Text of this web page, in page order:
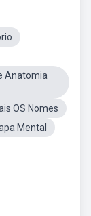
Anatomia
OS Nomes
Mental